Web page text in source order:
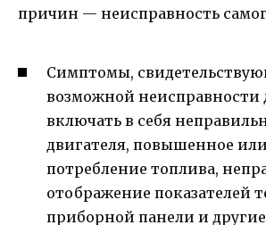
причин — неисправность
Симптомы,
возможной неисправности
включать в себя
двигателя, повышенное
потребление топлива,
отображение показателей
приборной панели и